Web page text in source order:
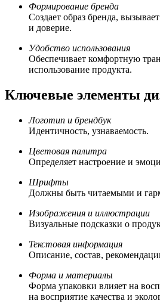
Формирование бренда
Создает образ бренда,
и доверие.
Удобство использования
Обеспечивает комфортную
использование продукта.
Ключевые элементы
Логотип и брендбук
Идентичность, узнаваемость.
Цветовая палитра
Определяет настроение и
Шрифты
Должны быть читаемыми и
Изображения и иллюстрации
Визуальные подсказки о
Текстовая информация
Описание, состав,
Форма и материалы
Форма упаковки влияет на
на восприятие качества и